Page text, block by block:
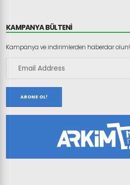
KAMPANYA BÜLTENİ
Kampanya ve indirimlerden haberdar olun!
ABONE OL!